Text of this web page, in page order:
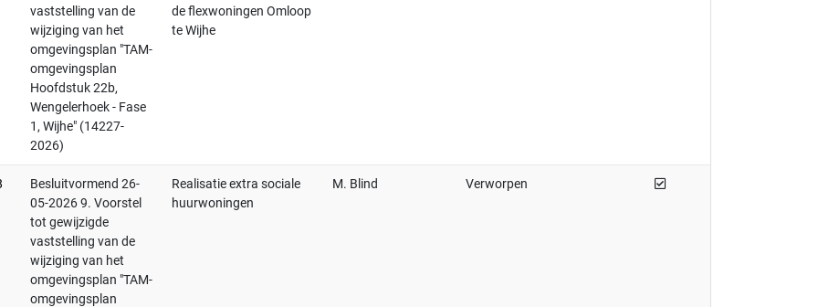
vaststelling van de
wijziging van het
omgevingsplan "TAM-
omgevingsplan
Hoofdstuk 22b,
Wengelerhoek - Fase
1, Wijhe" (14227-
2026)
de flexwoningen Omloop
te Wijhe
Besluitvormend 26-
05-2026 9. Voorstel
tot gewijzigde
vaststelling van de
wijziging van het
omgevingsplan "TAM-
omgevingsplan
Realisatie extra sociale
huurwoningen
M. Blind Verworpen Afgedaan